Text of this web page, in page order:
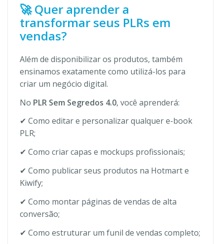
🚀 Quer aprender a
transformar seus PLRs em
vendas?
Além de disponibilizar os produtos, também
ensinamos exatamente como utilizá-los para
criar um negócio digital.
No PLR Sem Segredos 4.0, você aprenderá:
✔ Como editar e personalizar qualquer e-book
PLR;
✔ Como criar capas e mockups profissionais;
✔ Como publicar seus produtos na Hotmart e
Kiwify;
✔ Como montar páginas de vendas de alta
conversão;
✔ Como estruturar um funil de vendas completo;